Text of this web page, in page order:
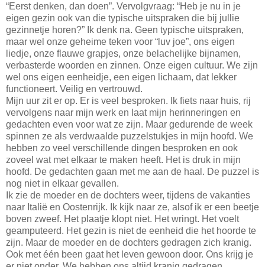
“Eerst denken, dan doen”. Vervolgvraag: “Heb je nu in je
eigen gezin ook van die typische uitspraken die bij jullie
gezinnetje horen?” Ik denk na. Geen typische uitspraken,
maar wel onze geheime teken voor “luv joe”, ons eigen
liedje, onze flauwe grapjes, onze belachelijke bijnamen,
verbasterde woorden en zinnen. Onze eigen cultuur. We zijn
wel ons eigen eenheidje, een eigen lichaam, dat lekker
functioneert. Veilig en vertrouwd.
Mijn uur zit er op. Er is veel besproken. Ik fiets naar huis, rij
vervolgens naar mijn werk en laat mijn herinneringen en
gedachten even voor wat ze zijn. Maar gedurende de week
spinnen ze als verdwaalde puzzelstukjes in mijn hoofd. We
hebben zo veel verschillende dingen besproken en ook
zoveel wat met elkaar te maken heeft. Het is druk in mijn
hoofd. De gedachten gaan met me aan de haal. De puzzel is
nog niet in elkaar gevallen.
Ik zie de moeder en de dochters weer, tijdens de vakanties
naar Italië en Oostenrijk. Ik kijk naar ze, alsof ik er een beetje
boven zweef. Het plaatje klopt niet. Het wringt. Het voelt
geamputeerd. Het gezin is niet de eenheid die het hoorde te
zijn. Maar de moeder en de dochters gedragen zich kranig.
Ook met één been gaat het leven gewoon door. Ons krijg je